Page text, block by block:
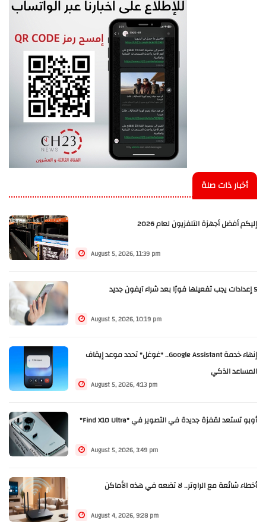
أخبار ذات صلة
إليكم أفضل أجهزة التلفزيون لعام 2026
August 5, 2026, 11:39 pm
5 إعدادات يجب تفعيلها فورًا بعد شراء آيفون جديد
August 5, 2026, 10:19 pm
إنهاء خدمة Google Assistant.. "غوغل" تحدد موعد إيقاف
المساعد الذكي
August 5, 2026, 4:13 pm
أوبو تستعد لقفزة جديدة في التصوير في "Find X10 Ultra"
August 5, 2026, 3:49 pm
أخطاء شائعة مع الراوتر.. لا تضعه في هذه الأماكن
August 4, 2026, 9:28 pm